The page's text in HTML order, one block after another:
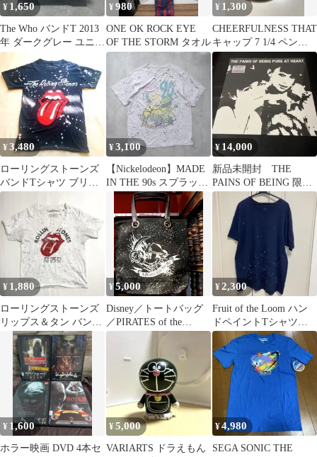
¥ 1,650
The Who バンドT 2013
年 ダークグレー ユニク
ロ UNIQLO
¥980
ONE OK ROCK EYE
OF THE STORM タオル
¥ 1,300
CHEERFULNESS THAT
キャップ 7 1/4 ペンキ
カラー
¥3,480
ローリングストーンズ
バンドTシャツ ブリー
チ加工 スプラッシュペ
イント 黒 S
¥3,100
【Nickelodeon】MADE
IN THE 90s スプラッタ
ープリントT
¥ 14,000
新品未開封 THE
PAINS OF BEING 限定
版 レコード
¥ 1,880
ローリングストーンズ
リップス＆タン バンド
Tシャツ ペイント
¥5,000
Disney／トートバッグ
／PIRATES of the
CARIBBEAN
¥2,300
Fruit of the Loom ハン
ドペイントTシャツネ
イビー XL 1点物
¥ 1,600
ホラー映画 DVD 4本セ
¥5,000
VARIARTS ドラえもん
¥4,980
SEGA SONIC THE